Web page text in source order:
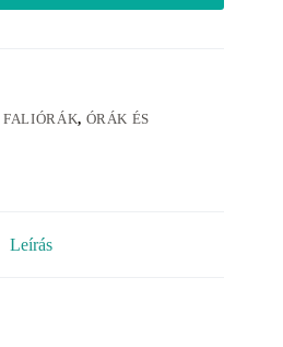
FALIÓRÁK, ÓRÁK ÉS
Leírás